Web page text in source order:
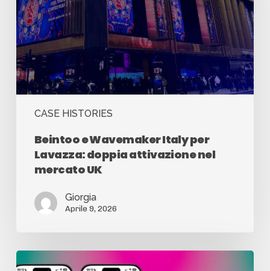
CASE HISTORIES
Beintoo e Wavemaker Italy per
Lavazza: doppia attivazione nel
mercato UK
Giorgia
Aprile 9, 2026